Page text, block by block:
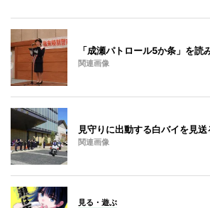
「成瀬パトロール5か条」を読
関連画像
見守りに出動する白バイを見
関連画像
見る・遊ぶ